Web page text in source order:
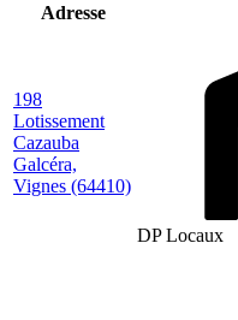
Adresse
198
Lotissement
Cazauba
Galcéra,
Vignes (64410)
DP Locaux